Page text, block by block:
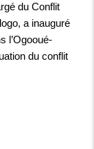
du Conflit
a inauguré
l’Ogooué-
du conflit